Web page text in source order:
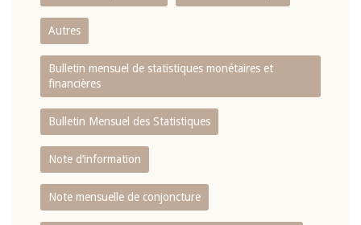
Autres
Bulletin mensuel de statistiques monétaires et
financières
Bulletin Mensuel des Statistiques
Note d’information
Note mensuelle de conjoncture